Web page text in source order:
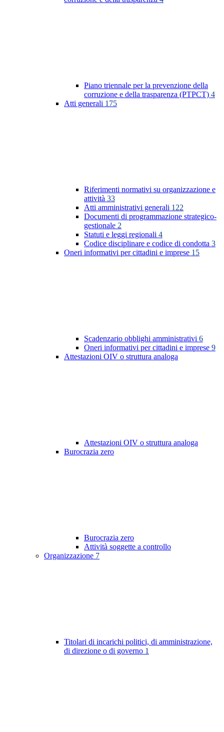
Piano triennale per la prevenzione della
corruzione e della trasparenza (PTPCT) 4
Atti generali 175
Riferimenti normativi su organizzazione e
attività 33
Atti amministrativi generali 122
Documenti di programmazione strategico-
gestionale 2
Statuti e leggi regionali 4
Codice disciplinare e codice di condotta 3
Oneri informativi per cittadini e imprese 15
Scadenzario obblighi amministrativi 6
Oneri informativi per cittadini e imprese 9
Attestazioni OIV o struttura analoga
Attestazioni OIV o struttura analoga
Burocrazia zero
Burocrazia zero
Attività soggette a controllo
Organizzazione 7
Titolari di incarichi politici, di amministrazione,
di direzione o di governo 1